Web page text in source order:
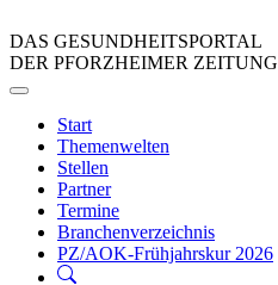
DAS GESUNDHEITSPORTAL
DER PFORZHEIMER ZEITUNG
Start
Themenwelten
Stellen
Partner
Termine
Branchenverzeichnis
PZ/AOK-Frühjahrskur 2026